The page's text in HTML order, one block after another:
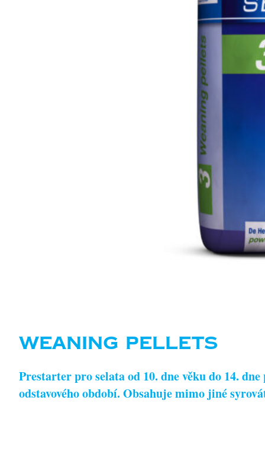
WEANING PELLETS
Prestarter pro selata od 10. dne věku do 14.
odstavového období. Obsahuje mimo jiné